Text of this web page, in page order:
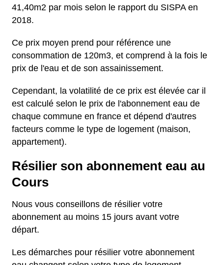
41,40m2 par mois selon le rapport du SISPA en
2018.
Ce prix moyen prend pour référence une
consommation de 120m3, et comprend à la fois le
prix de l'eau et de son assainissement.
Cependant, la volatilité de ce prix est élevée car il
est calculé selon le prix de l'abonnement eau de
chaque commune en france et dépend d'autres
facteurs comme le type de logement (maison,
appartement).
Résilier son abonnement eau au
Cours
Nous vous conseillons de résilier votre
abonnement au moins 15 jours avant votre
départ.
Les démarches pour résilier votre abonnement